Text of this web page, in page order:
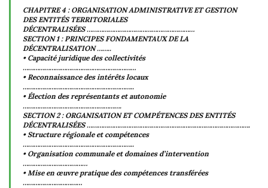
CHAPITRE 4 : ORGANISATION ADMINISTRATIVE ET GESTION
DES ENTITÉS TERRITORIALES
DÉCENTRALISÉES ……………………………………………………
SECTION 1 : PRINCIPES FONDAMENTAUX DE LA
DÉCENTRALISATION ……..
• Capacité juridique des collectivités
………………………………………………………
• Reconnaissance des intérêts locaux
……………………………………………………..
• Élection des représentants et autonomie
……………………………………………….
SECTION 2 : ORGANISATION ET COMPÉTENCES DES ENTITÉS
DÉCENTRALISÉES ……………………………………………………………………………….
• Structure régionale et compétences
……………………………………………………..
• Organisation communale et domaines d’intervention
………………………………
• Mise en œuvre pratique des compétences transférées
……………………………